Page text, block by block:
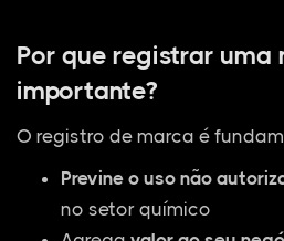
Por que registrar uma
importante?
O registro de marca é
Previne o uso não
no setor químico